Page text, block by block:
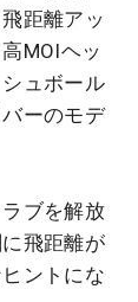
距離アッ
MOIヘッ
ュボール
ーのモデ
ブを解放
飛距離が
ントにな